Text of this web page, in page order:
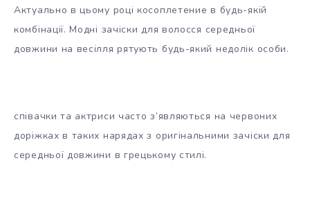
Актуально в цьому році косоплетение в будь-якій
комбінації. Модні зачіски для волосся середньої
довжини на весілля рятують будь-який недолік особи.
співачки та актриси часто з’являються на червоних
доріжках в таких нарядах з оригінальними зачіски для
середньої довжини в грецькому стилі.